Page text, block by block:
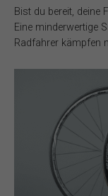
Bist du bereit, deine
Eine minderwertige
Radfahrer kämpfen